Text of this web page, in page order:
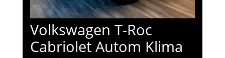
Volkswagen T-Roc
Cabriolet Autom Klima